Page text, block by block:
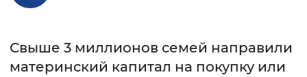
Без засечек С засечками
Свыше 3 миллионов семей направили
материнский капитал на покупку или